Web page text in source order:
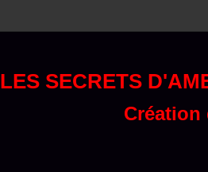
LES SECRETS
Création